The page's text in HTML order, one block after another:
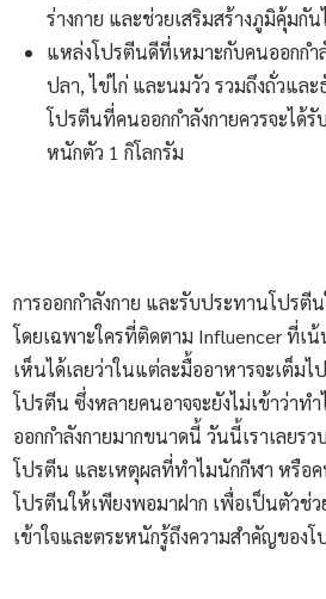
ร่างกาย และช่วยเสริมสร้างภูมิคุ้มกัน
แหล่งโปรตีนดีที่เหมาะกับคนออกกำ
ปลา, ไข่ไก่ และนมวัว รวมถึงถั่วแล
โปรตีนที่คนออกกำลังกายควรจะได้
หนักตัว 1 กิโลกรัม
การออกกำลังกาย และรับประทานโปรตี
โดยเฉพาะใครที่ติดตาม Influencer ที่เน้
เห็นได้เลยว่าในแต่ละมื้ออาหารจะเต็มไ
โปรตีน ซึ่งหลายคนอาจจะยังไม่เข้าว่าท
ออกกำลังกายมากขนาดนี้ วันนี้เราเลยร
โปรตีน และเหตุผลที่ทำไมนักกีฬา หรือค
โปรตีนให้เพียงพอมาฝาก เพื่อเป็นตัวช่
เข้าใจและตระหนักรู้ถึงความสำคัญของโ